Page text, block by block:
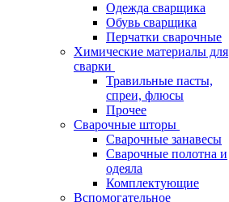
Одежда сварщика
Обувь сварщика
Перчатки сварочные
Химические материалы для
сварки
Травильные пасты,
спреи, флюсы
Прочее
Сварочные шторы
Сварочные занавесы
Сварочные полотна и
одеяла
Комплектующие
Вспомогательное